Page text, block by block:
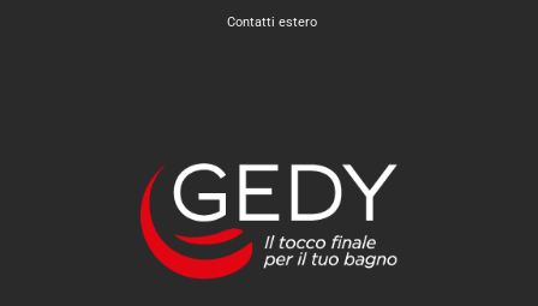
Contatti estero